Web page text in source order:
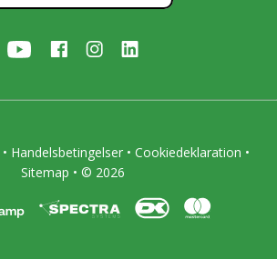
• Handelsbetingelser • Cookiedeklaration •
Sitemap • © 2026